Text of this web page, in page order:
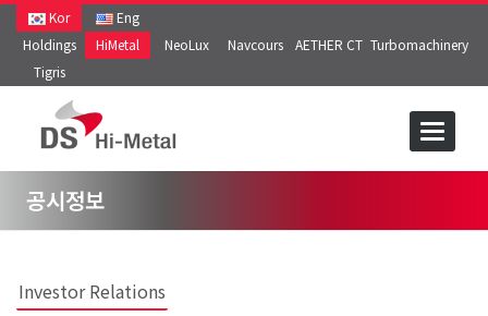
Kor
Eng
Holdings
HiMetal NeoLux Navcours AETHER CT Turbomachinery
Tigris
공시정보
Investor Relations